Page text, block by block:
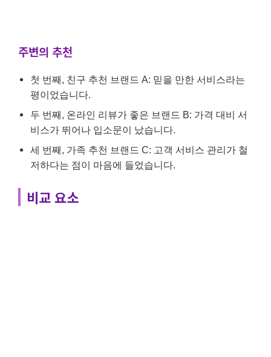
주변의 추천
첫 번째, 친구 추천 브랜드 A: 믿을 만한 서비스라는
평이었습니다.
두 번째, 온라인 리뷰가 좋은 브랜드 B: 가격 대비 서
비스가 뛰어나 입소문이 났습니다.
세 번째, 가족 추천 브랜드 C: 고객 서비스 관리가 철
저하다는 점이 마음에 들었습니다.
비교 요소